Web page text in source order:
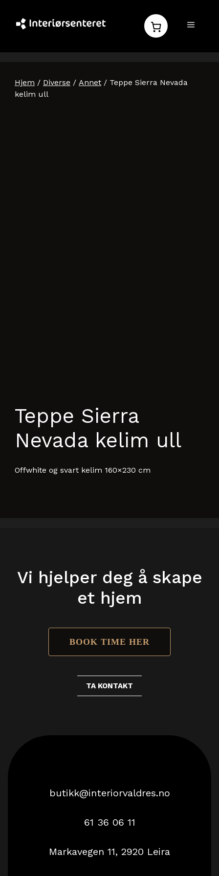
innhold
MENY
Hjem / Diverse / Annet / Teppe Sierra Nevada
kelim ull
Teppe Sierra
Nevada kelim ull
Offwhite og svart kelim 160×230 cm
Vi hjelper deg å skape
et hjem
BOOK TIME HER
TA KONTAKT
butikk@interiorvaldres.no
61 36 06 11
Markavegen 11, 2920 Leira